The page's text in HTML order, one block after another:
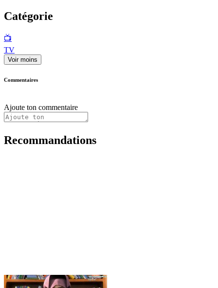
Catégorie
📺
TV
Voir moins
Commentaires
Ajoute ton commentaire
Recommandations